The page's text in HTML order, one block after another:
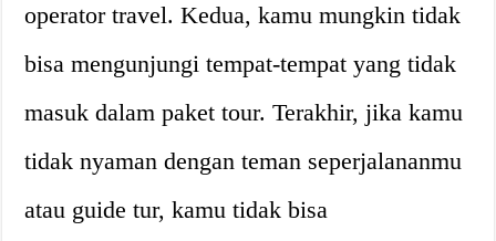
operator travel. Kedua, kamu mungkin tidak
bisa mengunjungi tempat-tempat yang tidak
masuk dalam paket tour. Terakhir, jika kamu
tidak nyaman dengan teman seperjalananmu
atau guide tur, kamu tidak bisa